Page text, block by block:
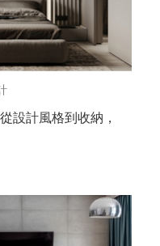
設計風格到收納，